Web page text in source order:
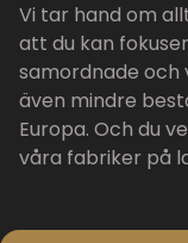
Vi tar hand om
att du kan
samordnade och
även mindre
Europa. Och du
våra fabriker på